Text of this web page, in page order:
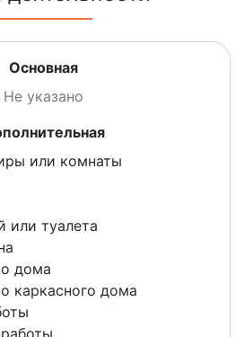
Основная
Не указано
или комнаты
или туалета
дома
каркасного дома